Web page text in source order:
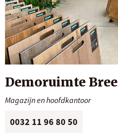
Demoruimte Bree
Magazijn en hoofdkantoor
0032 11 96 80 50